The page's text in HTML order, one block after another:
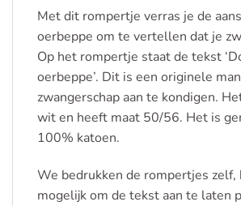
Met dit rompertje verras je de
oerbeppe om te vertellen dat je
Op het rompertje staat de tekst
oerbeppe’. Dit is een originele
zwangerschap aan te kondigen.
wit en heeft maat 50/56. Het is
100% katoen.
We bedrukken de rompertjes zelf,
mogelijk om de tekst aan te laten